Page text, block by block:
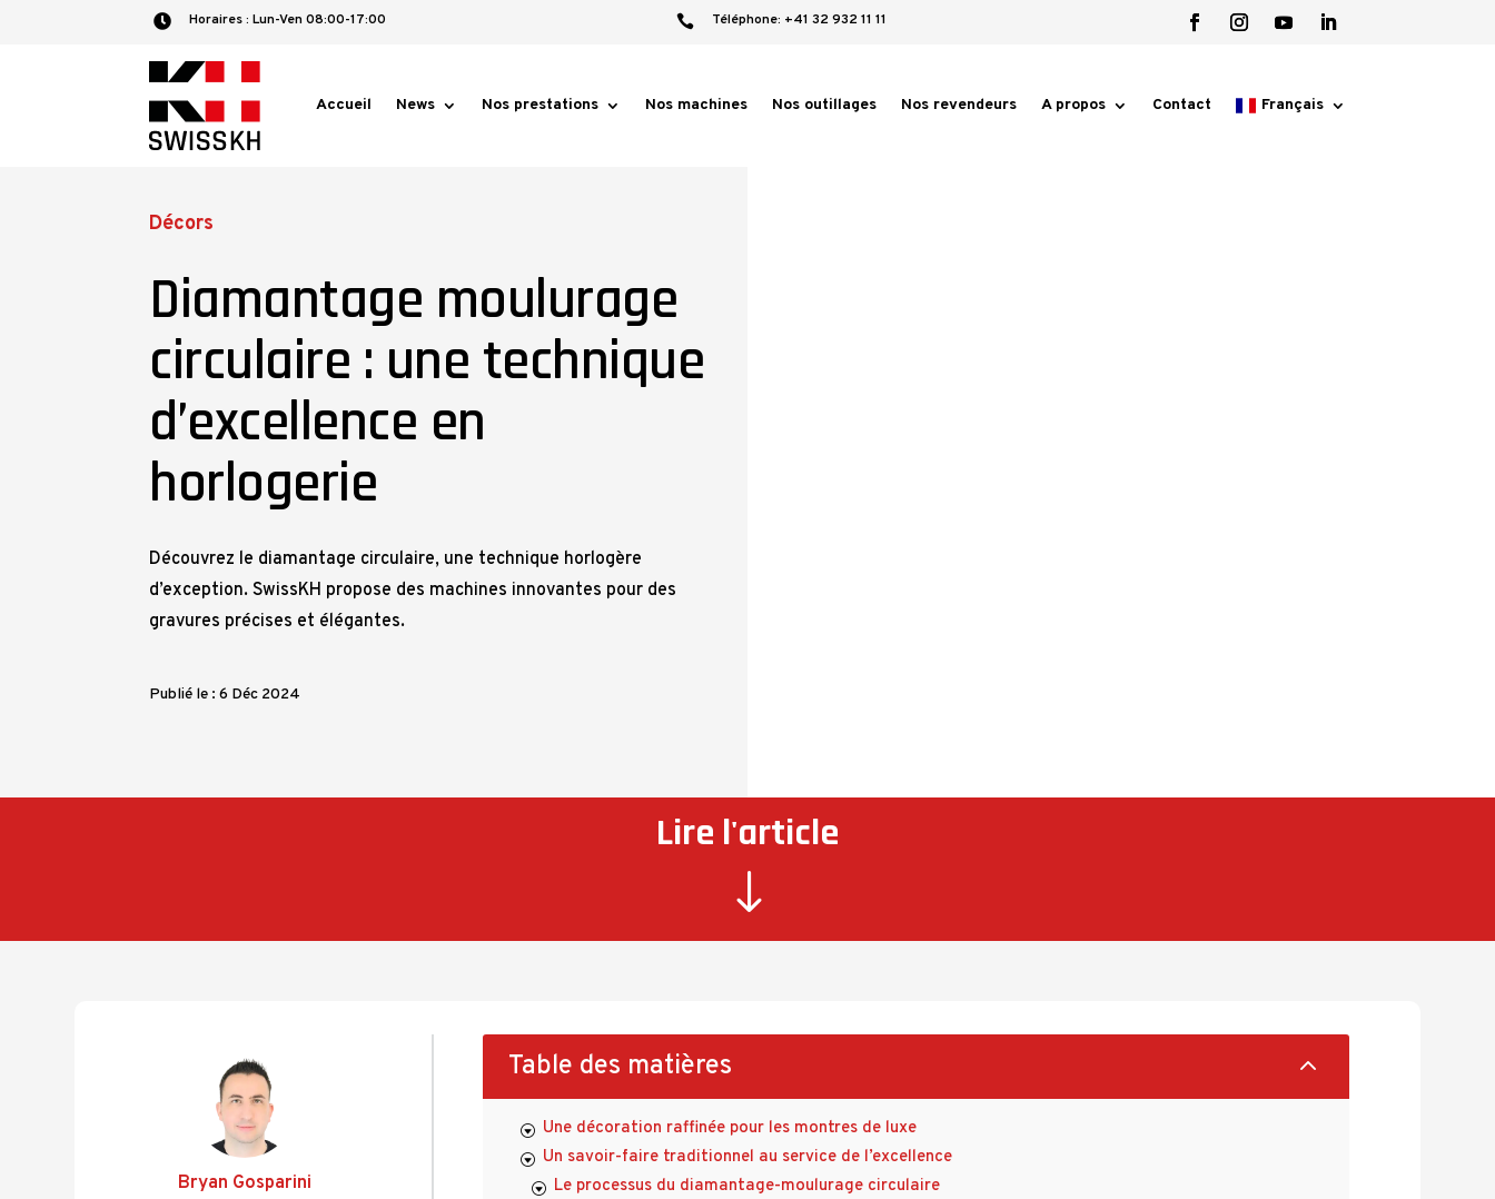
 Horaires :​ Lun-Ven 08:00-17:00  Téléphone: +41 32 932 11 11
Accueil News Nos prestations Nos machines Nos outillages Nos revendeurs A propos Contact Français
Décors
Diamantage moulurage
circulaire : une technique
d’excellence en
horlogerie
Découvrez le diamantage circulaire, une technique horlogère
d’exception. SwissKH propose des machines innovantes pour des
gravures précises et élégantes.
Publié le : 6 Déc 2024
Lire l'article
"
Bryan Gosparini
Table des matières 2
Une décoration raffinée pour les montres de luxe
Un savoir-faire traditionnel au service de l’excellence
Le processus du diamantage-moulurage circulaire